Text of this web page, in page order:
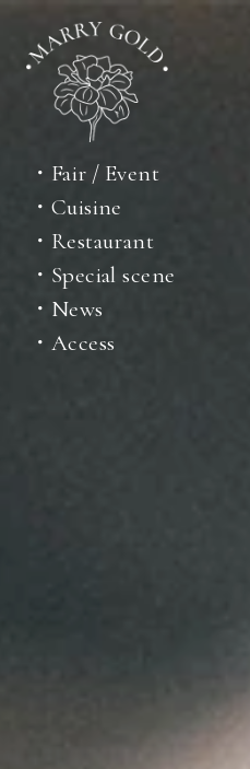
・Fair / Event
・Cuisine
・Restaurant
・Special scene
・News
・Access